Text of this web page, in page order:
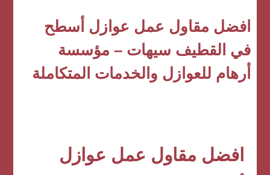
افضل مقاول عمل عوازل أسطح
في القطيف سيهات – مؤسسة
أرهام للعوازل والخدمات المتكاملة
افضل مقاول عمل عوازل